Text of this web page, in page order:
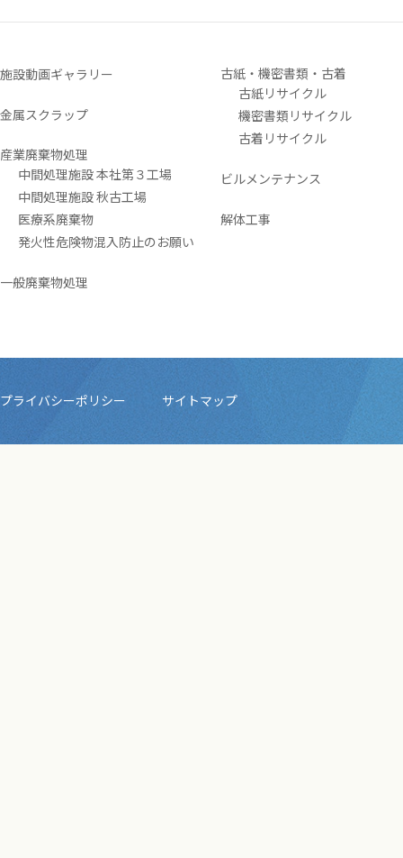
施設動画ギャラリー
金属スクラップ
産業廃棄物処理
中間処理施設 本社第３工場
中間処理施設 秋古工場
医療系廃棄物
発火性危険物混入防止のお願い
一般廃棄物処理
古紙・機密書類・古着
古紙リサイクル
機密書類リサイクル
古着リサイクル
ビルメンテナンス
解体工事
プライバシーポリシー サイトマップ